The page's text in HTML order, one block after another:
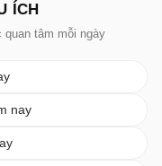
ÍCH
tâm mỗi ngày
nay